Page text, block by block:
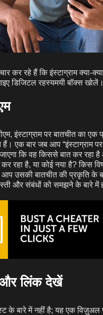
कर रहे हैं कि इंस्टाग्राम क्या-
डिजिटल रहस्यमयी बॉक्स
इंस्टाग्राम पर बातचीत का एक
हैं। एक बार जब आप
कि वह किससे बात कर रहा
कर रहा है, या कोई नया है? किस
उसकी बातचीत की प्रकृति के
और संबंधों को समझने के बारे में
और लिंक देखें
के बारे में नहीं है; यह एक विज़ुअल